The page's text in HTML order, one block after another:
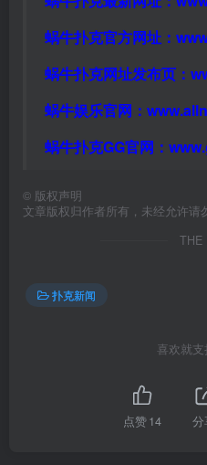
蜗牛扑克官方网址：
蜗牛扑克网址发布页：
蜗牛娱乐官网：
蜗牛扑克GG官网：
© 版权声明
文章版权归作者所有，未经允许请
THE
扑克新闻
喜欢就
点赞14 分